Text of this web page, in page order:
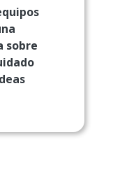
sobre